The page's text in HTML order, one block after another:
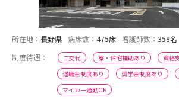
所在地： 長野県 病床数： 475床 看護師数： 358名
制度待遇：
二交代 寮・住宅補助あり
資格
退職金制度あり
奨学金制度あり
マイカー通勤OK